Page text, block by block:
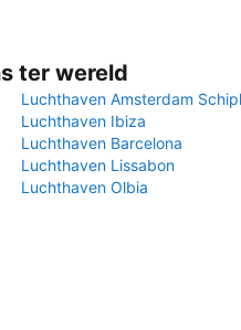
ter wereld
Luchthaven Amsterdam
Luchthaven Ibiza
Luchthaven Barcelona
Luchthaven Lissabon
Luchthaven Olbia